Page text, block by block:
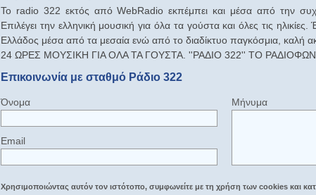
To radio 322 εκτός από WebRadio εκπέμπει και μέσα από την
Επιλέγει την ελληνική μουσική για όλα τα γούστα και όλες τις
Ελλάδος μέσα από τα μεσαία ενώ από το διαδίκτυο παγκόσμια, καλή
24 ΩΡΕΣ ΜΟΥΣΙΚΗ ΓΙΑ ΟΛΑ ΤΑ ΓΟΥΣΤΑ. ''ΡΑΔΙΟ 322'' ΤΟ
Επικοινωνία με σταθμό Ράδιο 322
Όνομα
Email
Μήνυμα
Χρησιμοποιώντας αυτόν τον ιστότοπο, συμφωνείτε με τη χρήση των cookies και